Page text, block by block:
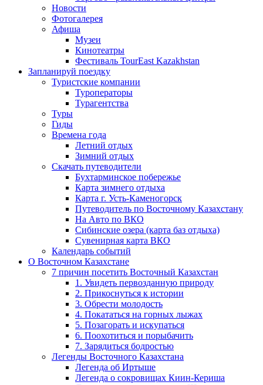
Новости
Фотогалерея
Афиша
Музеи
Кинотеатры
Фестиваль TourEast Kazakhstan
Запланируй поездку
Туристские компании
Туроператоры
Турагентства
Туры
Гиды
Времена года
Летний отдых
Зимний отдых
Скачать путеводители
Бухтарминское побережье
Карта зимнего отдыха
Карта г. Усть-Каменогорск
Путеводитель по Восточному Казахстану
На Авто по ВКО
Сибинские озера (карта баз отдыха)
Сувенирная карта ВКО
Календарь событий
О Восточном Казахстане
7 причин посетить Восточный Казахстан
1. Увидеть первозданную природу
2. Прикоснуться к истории
3. Обрести молодость
4. Покататься на горных лыжах
5. Позагорать и искупаться
6. Поохотиться и порыбачить
7. Зарядиться бодростью
Легенды Восточного Казахстана
Легенда об Иртыше
Легенда о сокровищах Киин-Кериша